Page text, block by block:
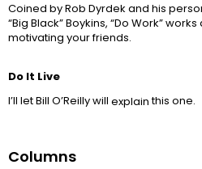
Coined by Rob Dyrdek and his
“Big Black” Boykins, “Do Work”
motivating your friends.
Do It Live
I’ll let Bill O’Reilly will explainthis one.
Columns